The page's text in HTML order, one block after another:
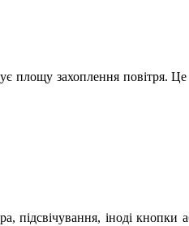
площу захоплення повітря.
підсвічування, іноді кнопки